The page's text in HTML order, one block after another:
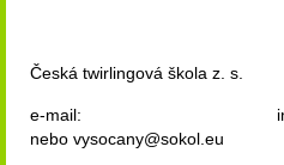
Česká twirlingová škola z. s.
e-mail:
nebo vysocany@sokol.eu